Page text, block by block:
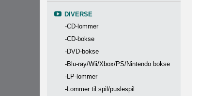
DIVERSE
-CD-lommer
-CD-bokse
-DVD-bokse
-Blu-ray/Wii/Xbox/PS/Nintendo bokse
-LP-lommer
-Lommer til spil/puslespil